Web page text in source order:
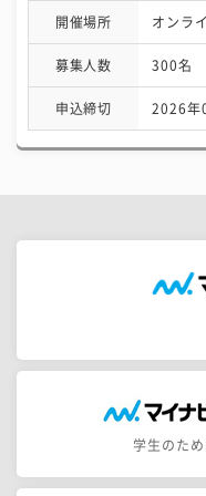
開催場所 オンラ
募集人数 300名
申込締切 2026年
学生のた